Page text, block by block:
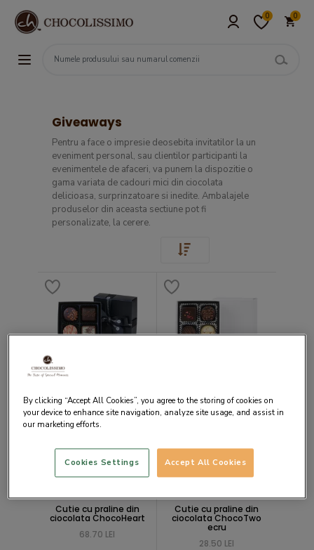
0 0
Giveaways
Pentru a face o impresie deosebita invitatilor la un
eveniment personal, sau clientilor participanti la
evenimentele de afaceri, va punem la dispozitie o
gama variata de cadouri mici din ciocolata
delicioasa, surprinzatoare si inedite. Ambalajele
produselor din aceasta sectiune pot fi
personalizate, la cerere.
Cutie cu praline din
ciocolata Black XS
Cutie cu praline din
ciocolata ChocoHeart
68.70 LEI
Cutie cu praline din
ciocolata ChocoTwo
ecru
28.50 LEI
By clicking “Accept All Cookies”, you agree to the storing of cookies on
your device to enhance site navigation, analyze site usage, and assist in
our marketing efforts.
Accept All Cookies
Cookies Settings